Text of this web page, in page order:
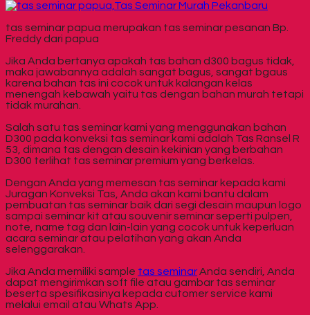
tas seminar papua merupakan tas seminar pesanan Bp.
Freddy dari papua
Jika Anda bertanya apakah tas bahan d300 bagus tidak,
maka jawabannya adalah sangat bagus, sangat bgaus
karena bahan tas ini cocok untuk kalangan kelas
menengah kebawah yaitu tas dengan bahan murah tetapi
tidak murahan.
Salah satu tas seminar kami yang menggunakan bahan
D300 pada konveksi tas seminar kami adalah Tas Ransel R
53, dimana tas dengan desain kekinian yang berbahan
D300 terlihat tas seminar premium yang berkelas.
Dengan Anda yang memesan tas seminar kepada kami
Juragan Konveksi Tas, Anda akan kami bantu dalam
pembuatan tas seminar baik dari segi desain maupun logo
sampai seminar kit atau souvenir seminar seperti pulpen,
note, name tag dan lain-lain yang cocok untuk keperluan
acara seminar atau pelatihan yang akan Anda
selenggarakan.
Jika Anda memiliki sample tas seminarAnda sendiri, Anda
dapat mengirimkan soft file atau gambar tas seminar
beserta spesifikasinya kepada cutomer service kami
melalui email atau Whats App.